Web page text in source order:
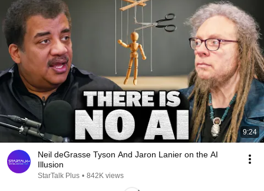
9:24
Neil deGrasse Tyson And Jaron Lanier on the AI
Illusion
StarTalk Plus • 842K views